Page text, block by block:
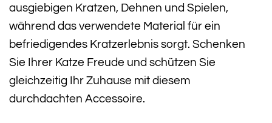
ausgiebigen Kratzen, Dehnen und Spielen,
während das verwendete Material für ein
befriedigendes Kratzerlebnis sorgt. Schenken
Sie Ihrer Katze Freude und schützen Sie
gleichzeitig Ihr Zuhause mit diesem
durchdachten Accessoire.